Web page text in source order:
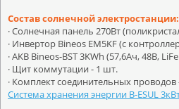
Состав солнечной электростанции:
· Солнечная панель 270Вт
· Инвертор Bineos EM5KF (с
· AKB Bineos-BST 3KWh (57,6Ач, 48В,
· Щит коммутации - 1 шт.
· Комплект соединительных проводов
Cистема хранения энергии B-ESUL